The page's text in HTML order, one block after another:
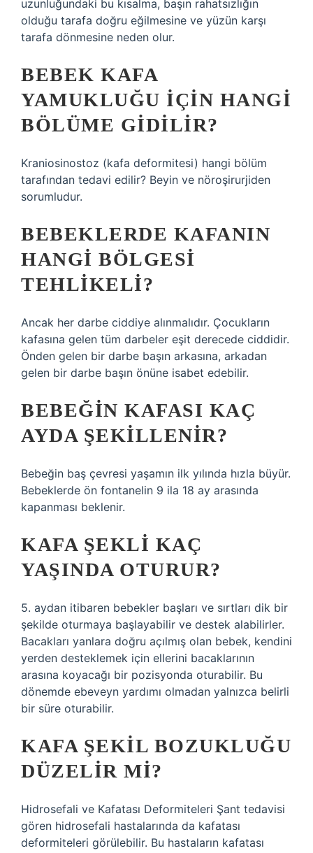
uzunluğundaki bu kısalma, başın rahatsızlığın
olduğu tarafa doğru eğilmesine ve yüzün karşı
tarafa dönmesine neden olur.
BEBEK KAFA
YAMUKLUĞU IÇIN HANGI
BÖLÜME GIDILIR?
Kraniosinostoz (kafa deformitesi) hangi bölüm
tarafından tedavi edilir? Beyin ve nöroşirurjiden
sorumludur.
BEBEKLERDE KAFANIN
HANGI BÖLGESI
TEHLIKELI?
Ancak her darbe ciddiye alınmalıdır. Çocukların
kafasına gelen tüm darbeler eşit derecede ciddidir.
Önden gelen bir darbe başın arkasına, arkadan
gelen bir darbe başın önüne isabet edebilir.
BEBEĞIN KAFASI KAÇ
AYDA ŞEKILLENIR?
Bebeğin baş çevresi yaşamın ilk yılında hızla büyür.
Bebeklerde ön fontanelin 9 ila 18 ay arasında
kapanması beklenir.
KAFA ŞEKLI KAÇ
YAŞINDA OTURUR?
5. aydan itibaren bebekler başları ve sırtları dik bir
şekilde oturmaya başlayabilir ve destek alabilirler.
Bacakları yanlara doğru açılmış olan bebek, kendini
yerden desteklemek için ellerini bacaklarının
arasına koyacağı bir pozisyonda oturabilir. Bu
dönemde ebeveyn yardımı olmadan yalnızca belirli
bir süre oturabilir.
KAFA ŞEKIL BOZUKLUĞU
DÜZELIR MI?
Hidrosefali ve Kafatası Deformiteleri Şant tedavisi
gören hidrosefali hastalarında da kafatası
deformiteleri görülebilir. Bu hastaların kafatası